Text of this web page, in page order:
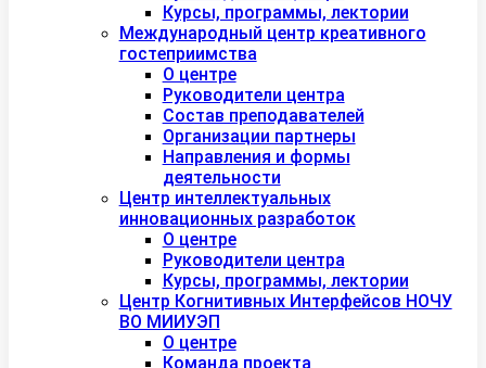
Курсы, программы, лектории
Международный центр креативного
гостеприимства
О центре
Руководители центра
Состав преподавателей
Организации партнеры
Направления и формы
деятельности
Центр интеллектуальных
инновационных разработок
О центре
Руководители центра
Курсы, программы, лектории
Центр Когнитивных Интерфейсов НОЧУ
ВО МИИУЭП
О центре
Команда проекта